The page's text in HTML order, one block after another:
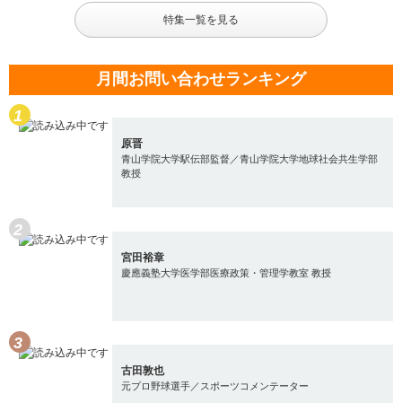
特集一覧を見る
月間お問い合わせランキング
原晋
青山学院大学駅伝部監督／青山学院大学地球社会共生学部
教授
宮田裕章
慶應義塾大学医学部医療政策・管理学教室 教授
古田敦也
元プロ野球選手／スポーツコメンテーター